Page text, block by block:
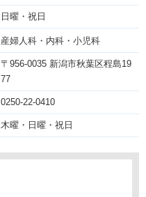
日曜・祝日
産婦人科・内科・小児科
〒956-0035 新潟市秋葉区程島19
77
0250-22-0410
木曜・日曜・祝日